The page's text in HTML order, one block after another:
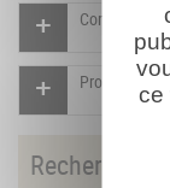
Compléter
Proposer un
Rechercher
ce